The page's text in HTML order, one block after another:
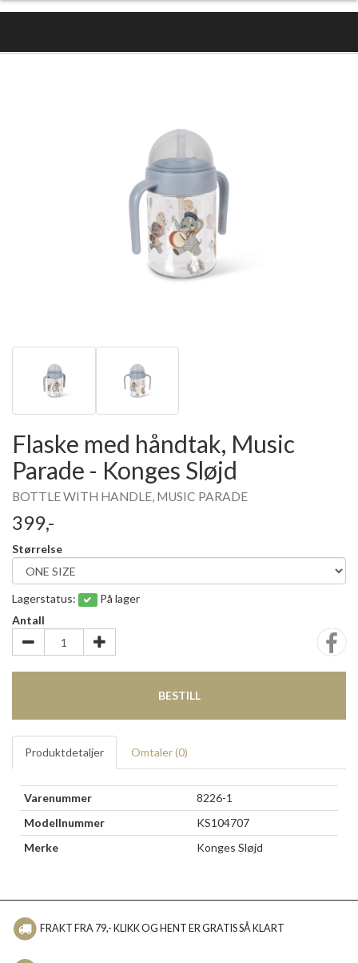
Flaske med håndtak, Music
Parade - Konges Sløjd
BOTTLE WITH HANDLE, MUSIC PARADE
399,-
Størrelse
Lagerstatus:
På lager
Antall
BESTILL
Produktdetaljer Omtaler (0)
Varenummer
8226-1
Modellnummer
KS104707
Merke
Konges Sløjd
FRAKT FRA 79,- KLIKK OG HENT ER GRATIS SÅ KLART